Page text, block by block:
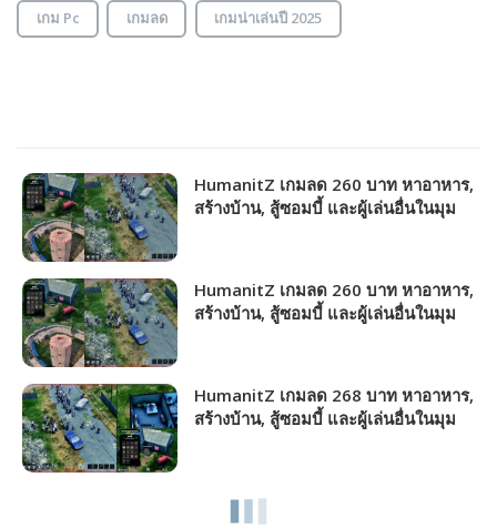
เกม Pc เกมลด เกมน่าเล่นปี 2025
HumanitZ เกมลด 260 บาท หาอาหาร,
สร้างบ้าน, สู้ซอมบี้ และผู้เล่นอื่นในมุม
HumanitZ เกมลด 260 บาท หาอาหาร,
สร้างบ้าน, สู้ซอมบี้ และผู้เล่นอื่นในมุม
HumanitZ เกมลด 268 บาท หาอาหาร,
สร้างบ้าน, สู้ซอมบี้ และผู้เล่นอื่นในมุม